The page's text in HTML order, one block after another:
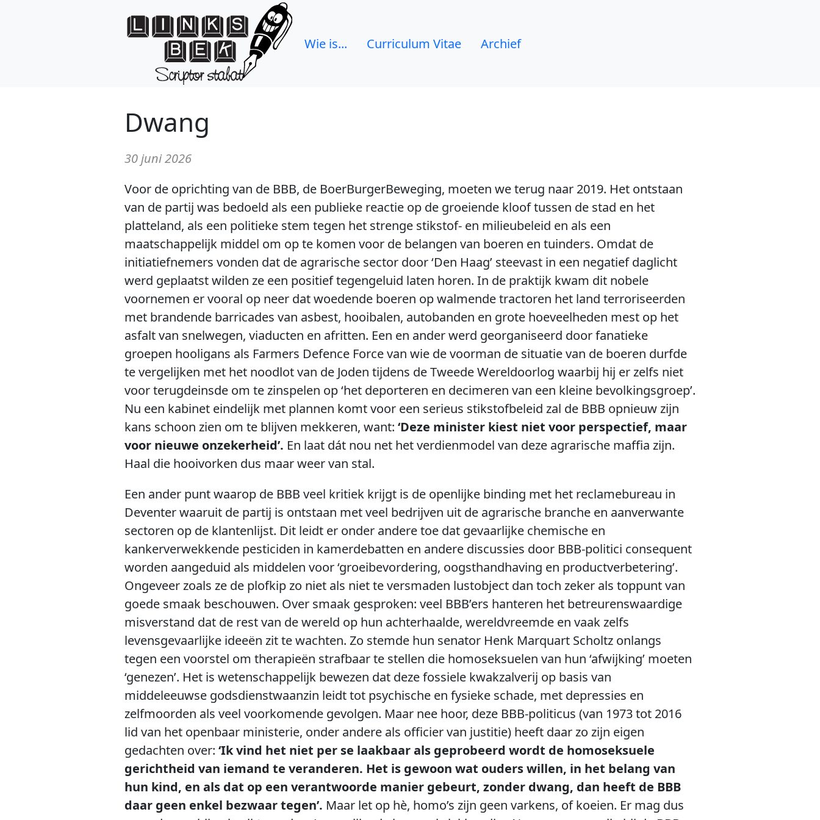
Wie is... Curriculum Vitae Archief
Dwang
30 juni 2026
Voor de oprichting van de BBB, de BoerBurgerBeweging, moeten we terug naar 2019. Het ontstaan
van de partij was bedoeld als een publieke reactie op de groeiende kloof tussen de stad en het
platteland, als een politieke stem tegen het strenge stikstof- en milieubeleid en als een
maatschappelijk middel om op te komen voor de belangen van boeren en tuinders. Omdat de
initiatiefnemers vonden dat de agrarische sector door ‘Den Haag’ steevast in een negatief daglicht
werd geplaatst wilden ze een positief tegengeluid laten horen. In de praktijk kwam dit nobele
voornemen er vooral op neer dat woedende boeren op walmende tractoren het land terroriseerden
met brandende barricades van asbest, hooibalen, autobanden en grote hoeveelheden mest op het
asfalt van snelwegen, viaducten en afritten. Een en ander werd georganiseerd door fanatieke
groepen hooligans als Farmers Defence Force van wie de voorman de situatie van de boeren durfde
te vergelijken met het noodlot van de Joden tijdens de Tweede Wereldoorlog waarbij hij er zelfs niet
voor terugdeinsde om te zinspelen op ‘het deporteren en decimeren van een kleine bevolkingsgroep’.
Nu een kabinet eindelijk met plannen komt voor een serieus stikstofbeleid zal de BBB opnieuw zijn
kans schoon zien om te blijven mekkeren, want: ‘Deze minister kiest niet voor perspectief, maar
voor nieuwe onzekerheid’. En laat dát nou net het verdienmodel van deze agrarische maffia zijn.
Haal die hooivorken dus maar weer van stal.
Een ander punt waarop de BBB veel kritiek krijgt is de openlijke binding met het reclamebureau in
Deventer waaruit de partij is ontstaan met veel bedrijven uit de agrarische branche en aanverwante
sectoren op de klantenlijst. Dit leidt er onder andere toe dat gevaarlijke chemische en
kankerverwekkende pesticiden in kamerdebatten en andere discussies door BBB-politici consequent
worden aangeduid als middelen voor ‘groeibevordering, oogsthandhaving en productverbetering’.
Ongeveer zoals ze de plofkip zo niet als niet te versmaden lustobject dan toch zeker als toppunt van
goede smaak beschouwen. Over smaak gesproken: veel BBB’ers hanteren het betreurenswaardige
misverstand dat de rest van de wereld op hun achterhaalde, wereldvreemde en vaak zelfs
levensgevaarlijke ideeën zit te wachten. Zo stemde hun senator Henk Marquart Scholtz onlangs
tegen een voorstel om therapieën strafbaar te stellen die homoseksuelen van hun ‘afwijking’ moeten
‘genezen’. Het is wetenschappelijk bewezen dat deze fossiele kwakzalverij op basis van
middeleeuwse godsdienstwaanzin leidt tot psychische en fysieke schade, met depressies en
zelfmoorden als veel voorkomende gevolgen. Maar nee hoor, deze BBB-politicus (van 1973 tot 2016
lid van het openbaar ministerie, onder andere als officier van justitie) heeft daar zo zijn eigen
gedachten over: ‘Ik vind het niet per se laakbaar als geprobeerd wordt de homoseksuele
gerichtheid van iemand te veranderen. Het is gewoon wat ouders willen, in het belang van
hun kind, en als dat op een verantwoorde manier gebeurt, zonder dwang, dan heeft de BBB
daar geen enkel bezwaar tegen’. Maar let op hè, homo’s zijn geen varkens, of koeien. Er mag dus